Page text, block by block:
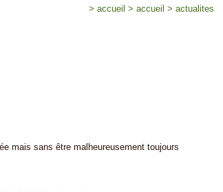
> accueil > accueil > actualites
mais sans être malheureusement toujours